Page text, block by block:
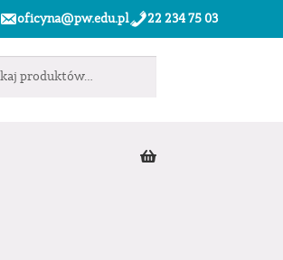
oficyna@pw.edu.pl 22 234 75 03